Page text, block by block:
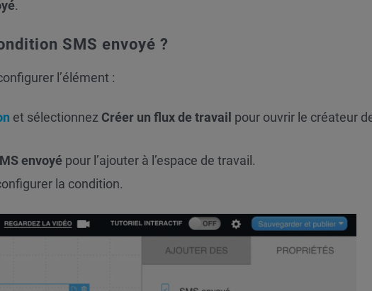
.
SMS envoyé ?
l’élément :
et sélectionnez Créer un flux de travail pour ouvrir le créateur
envoyé pour l’ajouter à l’espace de travail.
la condition.